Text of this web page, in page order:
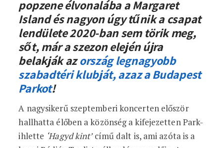
popzene élvonalába a Margaret
Island és nagyon úgy tűnik a csapat
lendülete 2020-ban sem törik meg,
sőt, már a szezon elején újra
belakják azország legnagyobb
szabadtéri klubját, azaz a Budapest
Parkot!
A nagysikerű szeptemberi koncerten először
hallhatta élőben a közönség a kifejezetten Park-
ihlette ‘Hagyd kint’című dalt is, ami azóta is a